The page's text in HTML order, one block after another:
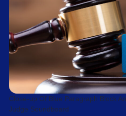
Close-up Of Blue Paragraph Block
Judge Soundboard